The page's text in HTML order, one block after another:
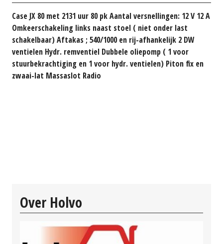
Case JX 80 met 2131 uur 80 pk Aantal versnellingen: 12 V 12 A
Omkeerschakeling links naast stoel ( niet onder last
schakelbaar) Aftakas ; 540/1000 en rij-afhankelijk 2 DW
ventielen Hydr. remventiel Dubbele oliepomp ( 1 voor
stuurbekrachtiging en 1 voor hydr. ventielen) Piton fix en
zwaai-lat Massaslot Radio
Over Holvo